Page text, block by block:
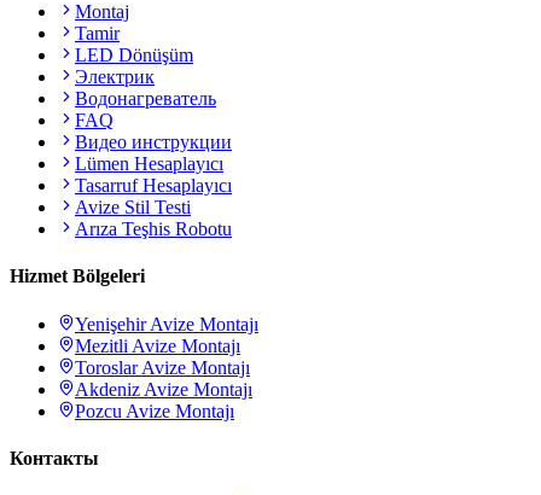
Montaj
Tamir
LED Dönüşüm
Электрик
Водонагреватель
FAQ
Видео инструкции
Lümen Hesaplayıcı
Tasarruf Hesaplayıcı
Avize Stil Testi
Arıza Teşhis Robotu
Hizmet Bölgeleri
YenişehirAvize Montajı
Mezitli Avize Montajı
ToroslarAvize Montajı
Akdeniz Avize Montajı
Pozcu Avize Montajı
Контакты